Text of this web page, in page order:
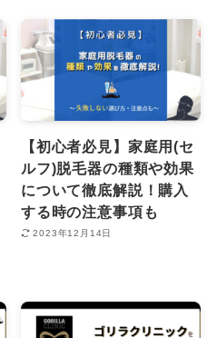
【初心者必見】家庭用(セ
ルフ)脱毛器の種類や効果
について徹底解説！購入
する時の注意事項も
2023年12月14日